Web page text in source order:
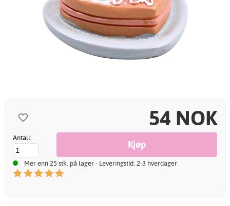
54 NOK
Antall:
Mer enn 25 stk. på lager - Leveringstid: 2-3 hverdager